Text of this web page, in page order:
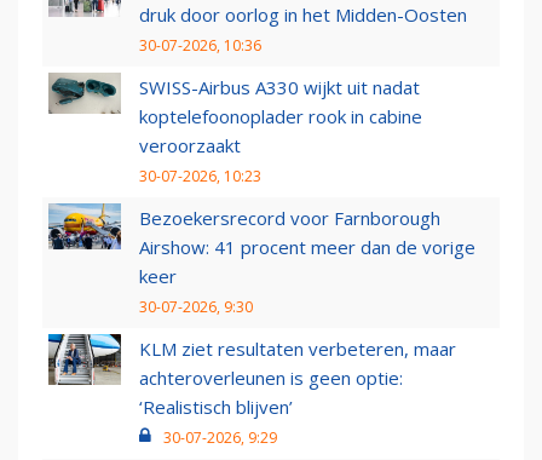
druk door oorlog in het Midden-Oosten
30-07-2026, 10:36
SWISS-Airbus A330 wijkt uit nadat
koptelefoonoplader rook in cabine
veroorzaakt
30-07-2026, 10:23
Bezoekersrecord voor Farnborough
Airshow: 41 procent meer dan de vorige
keer
30-07-2026, 9:30
KLM ziet resultaten verbeteren, maar
achteroverleunen is geen optie:
‘Realistisch blijven’
30-07-2026, 9:29